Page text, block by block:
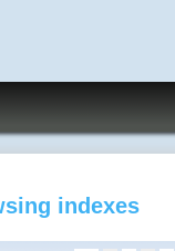
indexes